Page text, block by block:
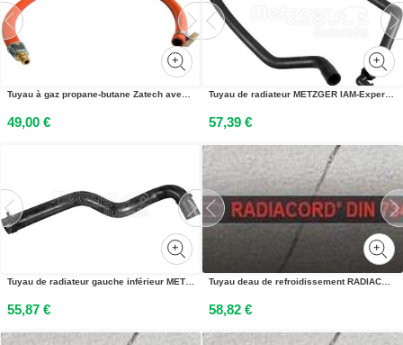
Tuyau à gaz propane-butane Zatech avec raccord rapide 10 m 20 bars Ø 9,0 mm DN5 connecteur x extrémité ouverte, collier de serrage inclus Camping-car Barbecue à gaz Camping
49,00 €
Tuyau de radiateur METZGER IAM-Expertise adapté entre autres à CITROËN C4
57,39 €
Tuyau de radiateur gauche inférieur METZGER pour, entre autres, LAND ROVER FREELANDER
55,87 €
Tuyau deau de refroidissement RADIACORD®/DIN ID 70,0mm L.1m
58,82 €